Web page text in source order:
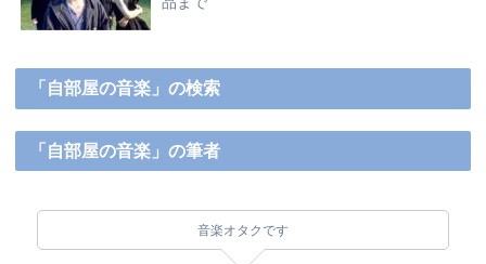
「自部屋の音楽」の検索
「自部屋の音楽」の筆者
音楽オタクです